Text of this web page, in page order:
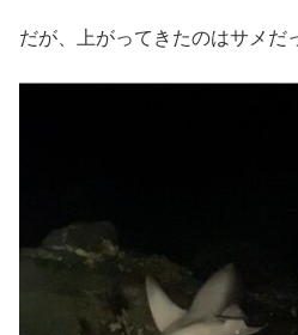
だが、上がってきたのはサメだ